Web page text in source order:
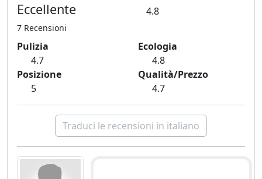
Eccellente 4.8
7 Recensioni
Pulizia
4.7
Ecologia
4.8
Posizione
5
Qualità/Prezzo
4.7
Traduci le recensioni in italiano